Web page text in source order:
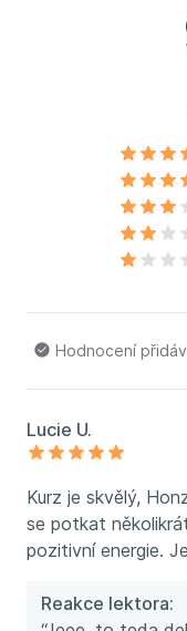
interaktivních
Hodnocení
Lucie U.
Kurz je skvělý,
se potkat
pozitivní energie.
Reakce lektora: